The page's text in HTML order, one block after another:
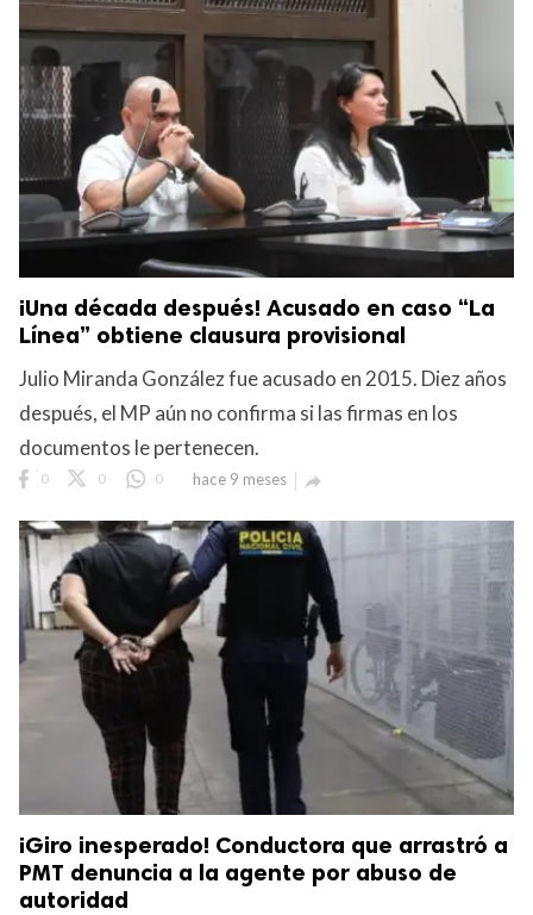
¡Una década después! Acusado en caso “La
Línea” obtiene clausura provisional
Julio Miranda González fue acusado en 2015. Diez años
después, el MP aún no confirma si las firmas en los
documentos le pertenecen.
0 0 0 hace 9 meses 
¡Giro inesperado! Conductora que arrastró a
PMT denuncia a la agente por abuso de
autoridad